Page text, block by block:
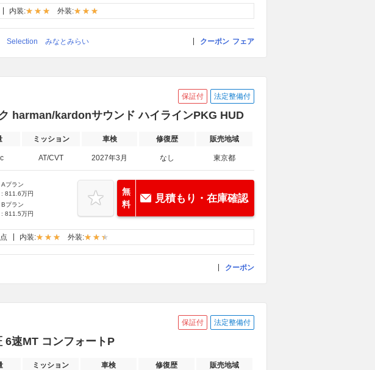
内装: 外装:
Selection みなとみらい クーポン フェア
保証付 法定整備付
harman/kardonサウンド ハイラインPKG HUD
ミッション 車検 修復歴 販売地域
AT/CVT 2027年3月 なし 東京都
Aプラン
: 811.6万円
Bプラン
: 811.5万円
無
料
見積もり・在庫確認
点 内装: 外装:
クーポン
保証付 法定整備付
6速MT コンフォートP
ミッション 車検 修復歴 販売地域